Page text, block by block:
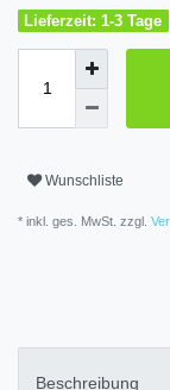
Lieferzeit: 1-3 Tage
Wunschliste
* inkl. ges. MwSt. zzgl.
Beschreibung